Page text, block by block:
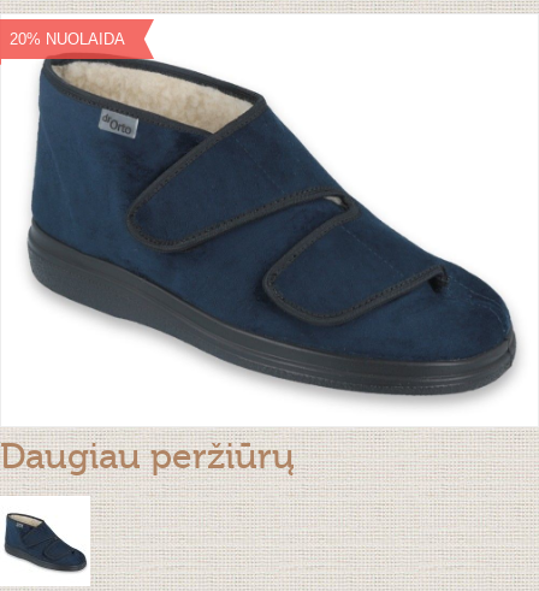
20% NUOLAIDA
Daugiau peržiūrų